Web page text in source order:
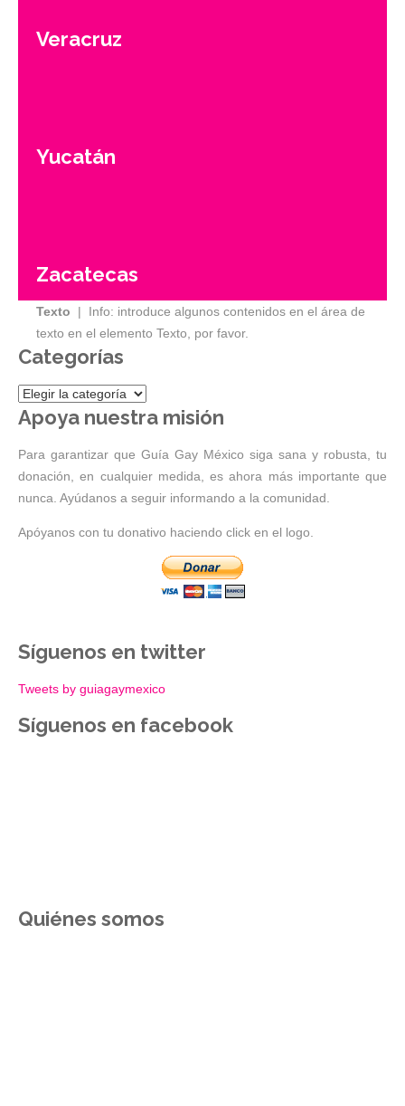
Veracruz
Yucatán
Zacatecas
Texto | Info: introduce algunos contenidos en el área de
texto en el elemento Texto, por favor.
Categorías
Apoya nuestra misión
Para garantizar que Guía Gay México siga sana y robusta, tu
donación, en cualquier medida, es ahora más importante que
nunca. Ayúdanos a seguir informando a la comunidad.
Apóyanos con tu donativo haciendo click en el logo.
Síguenos en twitter
Tweets by guiagaymexico
Síguenos en facebook
Quiénes somos